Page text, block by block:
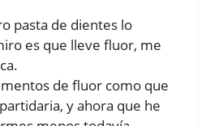
pasta de dientes lo
es que lleve fluor, me
de fluor como que
y ahora que he